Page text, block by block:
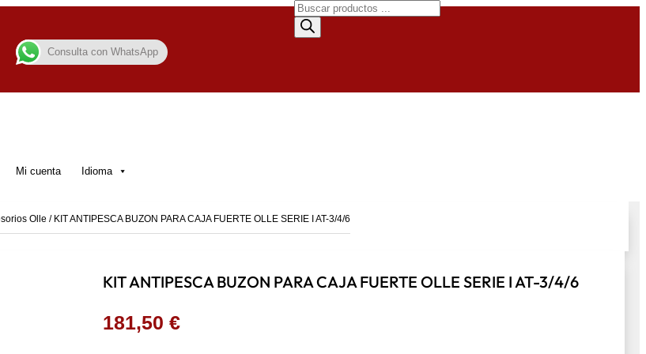
Mi cuenta
Idioma
Búsqueda
de
productos
Olle / KIT ANTIPESCA BUZON PARA CAJA FUERTE OLLE SERIE I AT-3/4/6
KIT ANTIPESCA BUZON PARA CAJA FUERTE OLLE SERIE I AT-3/4/6
181,50 €
Consulta con WhatsApp